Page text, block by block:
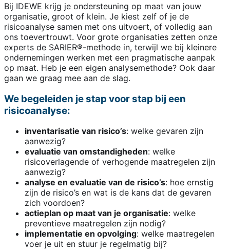
Bij IDEWE krijg je ondersteuning op maat van jouw
organisatie, groot of klein. Je kiest zelf of je de
risicoanalyse samen met ons uitvoert, of volledig aan
ons toevertrouwt. Voor grote organisaties zetten onze
experts de SARIER®-methode in, terwijl we bij kleinere
ondernemingen werken met een pragmatische aanpak
op maat. Heb je een eigen analysemethode? Ook daar
gaan we graag mee aan de slag.
We begeleiden je stap voor stap bij een
risicoanalyse:
inventarisatie van risico’s: welke gevaren zijn
aanwezig?
evaluatie van omstandigheden: welke
risicoverlagende of verhogende maatregelen zijn
aanwezig?
analyse en evaluatie van de risico’s: hoe ernstig
zijn de risico’s en wat is de kans dat de gevaren
zich voordoen?
actieplan op maat van je organisatie: welke
preventieve maatregelen zijn nodig?
implementatie en opvolging: welke maatregelen
voer je uit en stuur je regelmatig bij?